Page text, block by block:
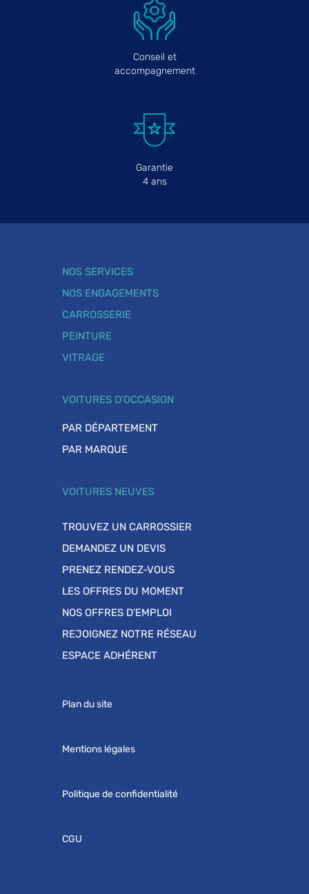
Conseil et
accompagnement
Garantie
4 ans
NOS SERVICES
NOS ENGAGEMENTS
CARROSSERIE
PEINTURE
VITRAGE
VOITURES D'OCCASION
PAR DÉPARTEMENT
PAR MARQUE
VOITURES NEUVES
TROUVEZ UN CARROSSIER
DEMANDEZ UN DEVIS
PRENEZ RENDEZ-VOUS
LES OFFRES DU MOMENT
NOS OFFRES D'EMPLOI
REJOIGNEZ NOTRE RÉSEAU
ESPACE ADHÉRENT
Plan du site
Mentions légales
Politique de confidentialité
CGU